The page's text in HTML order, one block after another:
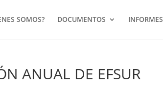
SOMOS? DOCUMENTOS INFORMES
ANUAL DE EFSUR